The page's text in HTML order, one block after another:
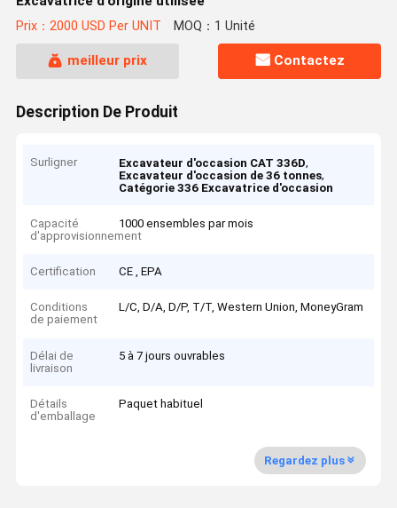
Prix：2000 USD Per UNIT MOQ：1 Unité
meilleur prix Contactez
Description De Produit
Surligner Excavateur d'occasion CAT 336D,
Excavateur d'occasion de 36 tonnes,
Catégorie 336 Excavatrice d'occasion
Capacité
d'approvisionnement
1000 ensembles par mois
Certification CE , EPA
Conditions
de paiement
L/C, D/A, D/P, T/T, Western Union, MoneyGram
Délai de
livraison
5 à 7 jours ouvrables
Détails
d'emballage
Paquet habituel
Regardez plus